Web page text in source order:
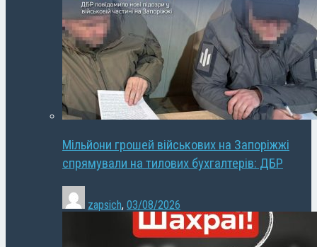
Мільйони грошей військових на Запоріжжі
спрямували на тилових бухгалтерів: ДБР
zapsich, 03/08/2026